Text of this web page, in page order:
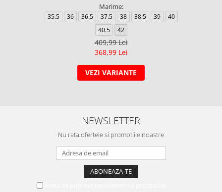
Marime:
35.5 36 36.5 37.5 38 38.5 39
40
40.5
42
409,99 Lei
368,99 Lei
VEZI VARIANTE
NEWSLETTER
Nu rata ofertele si promotiile noastre